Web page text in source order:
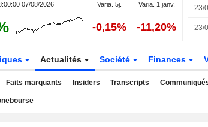
07/08/2026 Varia. 5j. Varia. 1 janv.
-0,15% -11,20%
23/
23/
Actualités Société Finances
Faits marquants Insiders Transcripts